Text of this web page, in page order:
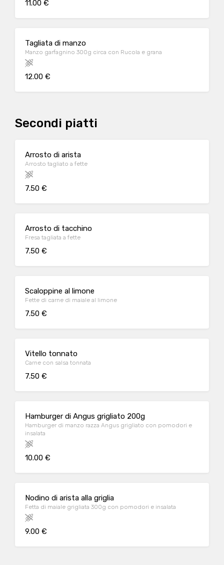
11.00 €
Tagliata di manzo
Manzo garfagnino 300g circa con Rucola e grana
12.00 €
Secondi piatti
Arrosto di arista
Arrosto tagliato a fette
7.50 €
Arrosto di tacchino
Fresa tagliata a fette
7.50 €
Scaloppine al limone
Fette di carne di maiale al limone
7.50 €
Vitello tonnato
Carne con salsa tonnata
7.50 €
Hamburger di Angus grigliato 200g
Hamburger di manzo razza Angus grigliato con pomodori e
insalata
10.00 €
Nodino di arista alla griglia
Fetta di maiale grigliata 300g con pomodori e insalata
9.00 €